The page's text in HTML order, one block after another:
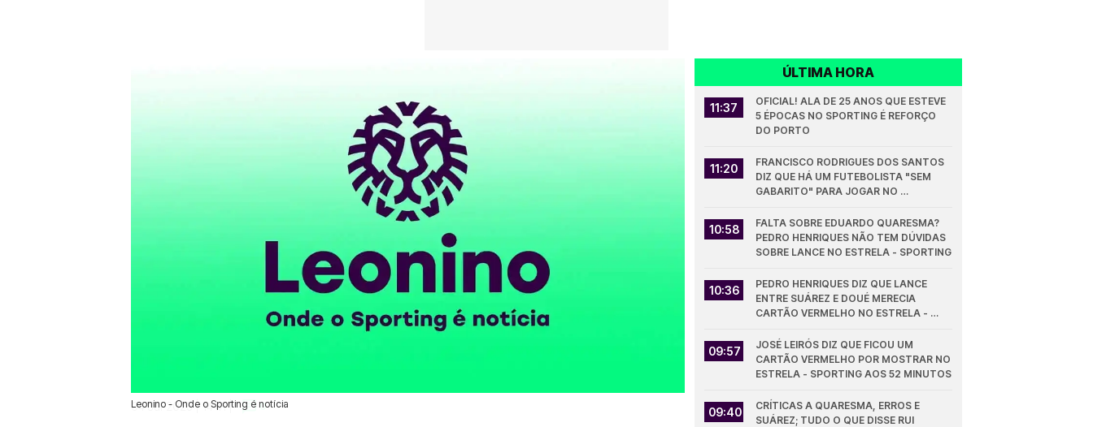
Leonino - Onde o Sporting é notícia
04 Jul 2025 | 14:41 | 0
ÚLTIMA HORA
11:37
OFICIAL! ALA DE 25 ANOS QUE ESTEVE
5 ÉPOCAS NO SPORTING É REFORÇO
DO PORTO
11:20
FRANCISCO RODRIGUES DOS SANTOS
DIZ QUE HÁ UM FUTEBOLISTA "SEM
GABARITO" PARA JOGAR NO
10:58
FALTA SOBRE EDUARDO QUARESMA?
PEDRO HENRIQUES NÃO TEM DÚVIDAS
SOBRE LANCE NO ESTRELA - SPORTING
10:36
PEDRO HENRIQUES DIZ QUE LANCE
ENTRE SUÁREZ E DOUÉ MERECIA
CARTÃO VERMELHO NO ESTRELA -
09:57
JOSÉ LEIRÓS DIZ QUE FICOU UM
CARTÃO VERMELHO POR MOSTRAR NO
ESTRELA - SPORTING AOS 52 MINUTOS
09:40
CRÍTICAS A QUARESMA, ERROS E
SUÁREZ; TUDO O QUE DISSE RUI